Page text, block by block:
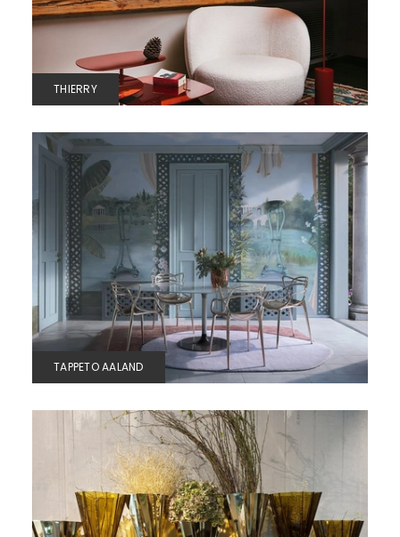
THIERRY
TAPPETO AALAND